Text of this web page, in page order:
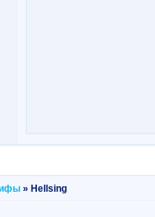
» Hellsing